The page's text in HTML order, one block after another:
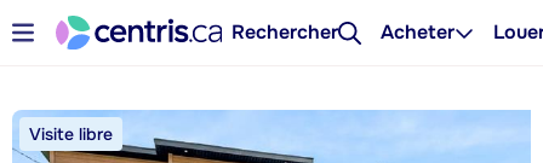
Rechercher Acheter
Visite libre